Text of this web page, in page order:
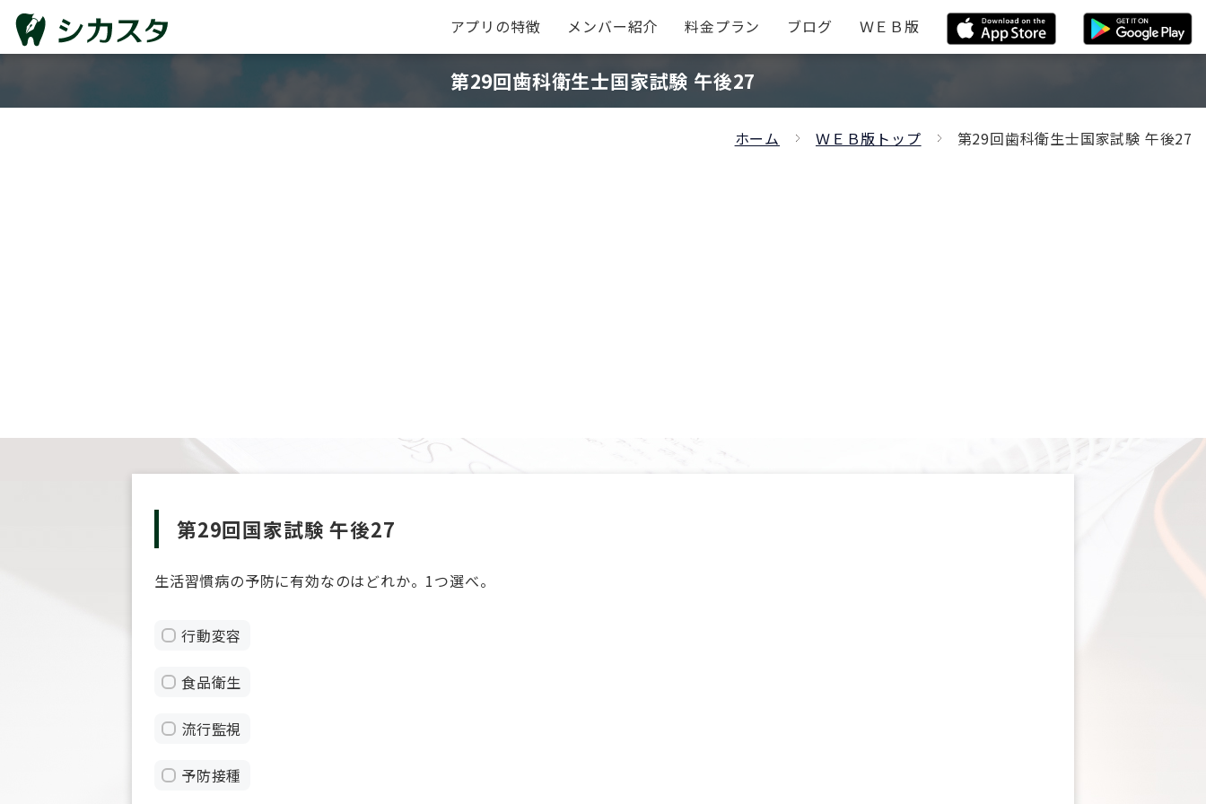
アプリの特徴 メンバー紹介 料金プラン ブログ ＷＥＢ版
第29回歯科衛生士国家試験 午後27
ホーム ＷＥＢ版トップ 第29回歯科衛生士国家試験 午後27
第29回国家試験 午後27
生活習慣病の予防に有効なのはどれか。1つ選べ。
行動変容
食品衛生
流行監視
予防接種